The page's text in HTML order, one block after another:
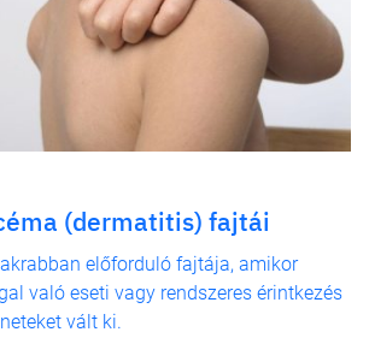
(dermatitis) fajtái
előforduló fajtája, amikor
való eseti vagy rendszeres érintkezés
vált ki.